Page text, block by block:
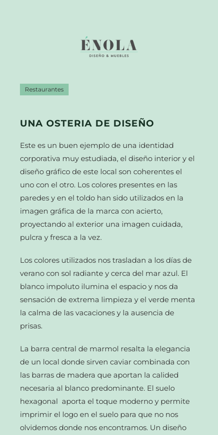
Restaurantes
UNA OSTERIA DE DISEÑO
Este es un buen ejemplo de una identidad
corporativa muy estudiada, el diseño interior y el
diseño gráfico de este local son coherentes el
uno con el otro. Los colores presentes en las
paredes y en el toldo han sido utilizados en la
imagen gráfica de la marca con acierto,
proyectando al exterior una imagen cuidada,
pulcra y fresca a la vez.
Los colores utilizados nos trasladan a los días de
verano con sol radiante y cerca del mar azul. El
blanco impoluto ilumina el espacio y nos da
sensación de extrema limpieza y el verde menta
la calma de las vacaciones y la ausencia de
prisas.
La barra central de marmol resalta la elegancia
de un local donde sirven caviar combinada con
las barras de madera que aportan la calided
necesaria al blanco predominante. El suelo
hexagonal aporta el toque moderno y permite
imprimir el logo en el suelo para que no nos
olvidemos donde nos encontramos. Un diseño